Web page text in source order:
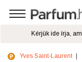
Yves Saint-Laurent